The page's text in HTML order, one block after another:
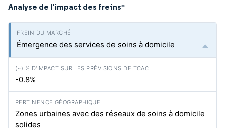
Analyse de l'impact des freins*
Émergence des services de soins à domicile
-0.8%
Zones urbaines avec des réseaux de soins à domicile
solides